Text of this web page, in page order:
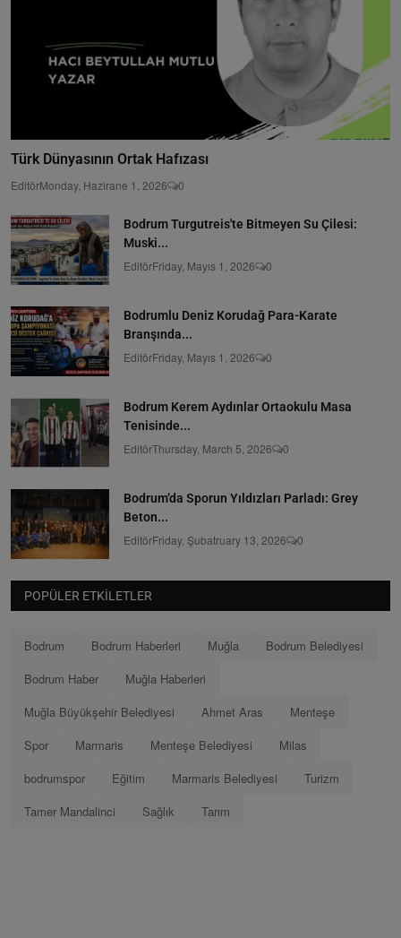
Türk Dünyasının Ortak Hafızası
EditörMonday, Hazirane 1, 2026 0
Bodrum Turgutreis'te Bitmeyen Su Çilesi:
Muski...
EditörFriday, Mayıs 1, 2026 0
Bodrumlu Deniz Korudağ Para-Karate
Branşında...
EditörFriday, Mayıs 1, 2026 0
Bodrum Kerem Aydınlar Ortaokulu Masa
Tenisinde...
EditörThursday, March 5, 2026 0
Bodrum’da Sporun Yıldızları Parladı: Grey
Beton...
EditörFriday, Şubatruary 13, 2026 0
POPÜLER ETKILETLER
Bodrum Bodrum Haberleri Muğla
Bodrum Belediyesi
Bodrum Haber
Muğla Haberleri
Muğla Büyükşehir Belediyesi
Ahmet Aras
Menteşe
Spor
Marmaris Menteşe Belediyesi
Milas
bodrumspor
Eğitim Marmaris Belediyesi
Turizm
Tamer Mandalinci
Sağlık Tarım